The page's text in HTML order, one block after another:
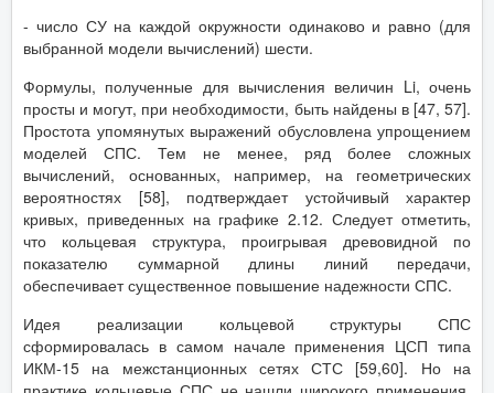
- число СУ на каждой окружности одинаково и равно (для
выбранной модели вычислений) шести.
Формулы, полученные для вычисления величин Li, очень
просты и могут, при необходимости, быть найдены в [47, 57].
Простота упомянутых выражений обусловлена упрощением
моделей СПС. Тем не менее, ряд более сложных
вычислений, основанных, например, на геометрических
вероятностях [58], подтверждает устойчивый характер
кривых, приведенных на графике 2.12. Следует отметить,
что кольцевая структура, проигрывая древовидной по
показателю суммарной длины линий передачи,
обеспечивает существенное повышение надежности СПС.
Идея реализации кольцевой структуры СПС
сформировалась в самом начале применения ЦСП типа
ИКМ-15 на межстанционных сетях СТС [59,60]. Но на